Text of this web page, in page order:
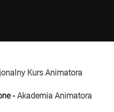
Kurs Animatora
-Akademia Animatora